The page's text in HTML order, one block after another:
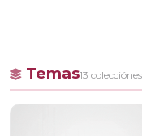
Temas13 colecciónes